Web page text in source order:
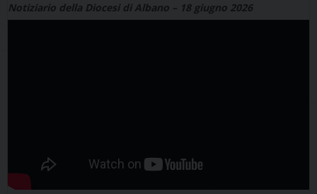
Notiziario della Diocesi di Albano – 18 giugno 2026